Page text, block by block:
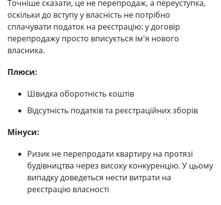
Точніше сказати, це не перепродаж, а переуступка,
оскільки до вступу у власність не потрібно
сплачувати податок на реєстрацію: у договір
перепродажу просто вписується ім'я нового
власника.
Плюси:
Швидка оборотність коштів
Відсутність податків та реєстраційних зборів
Мінуси:
Ризик не перепродати квартиру на протязі
будівництва через високу конкуренцію. У цьому
випадку доведеться нести витрати на
реєстрацію власності